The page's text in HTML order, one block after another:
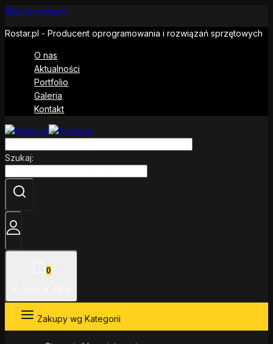
Skip to content
Rostar.pl - Producent oprogramowania i rozwiązań sprzętowych
O nas
Aktualności
Portfolio
Galeria
Kontakt
Szukaj:
0
Zakupy wg Kategorii